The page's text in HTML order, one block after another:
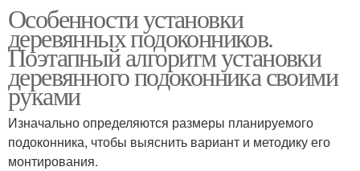
Особенности установки
деревянных подоконников.
Поэтапный алгоритм установки
деревянного подоконника своими
руками
Изначально определяются размеры планируемого
подоконника, чтобы выяснить вариант и методику его
монтирования.